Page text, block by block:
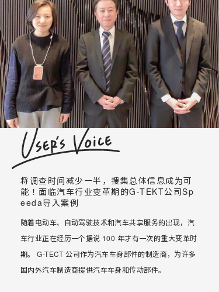
将调查时间减少一半，搜集总体信息成为可
能！面临汽车行业变革期的G-TEKT公司Sp
eeda导入案例
随着电动车、自动驾驶技术和汽车共享服务的出现，汽
车行业正在经历一个据说 100 年才有一次的重大变革时
期。 G-TECT 公司作为汽车车身部件的制造商，为许多
国内外汽车制造商提供汽车车身和传动部件。